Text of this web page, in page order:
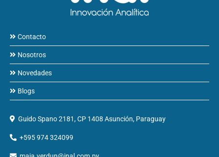
Contacto
Nosotros
Novedades
Blogs
Guido Spano 2181, CP 1408 Asunción, Paraguay
+595 974 324099